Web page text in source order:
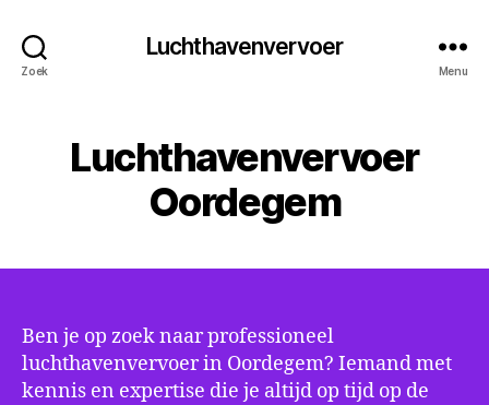
Zoek
Luchthavenvervoer
Menu
Luchthavenvervoer
Oordegem
Ben je op zoek naar professioneel
luchthavenvervoer in Oordegem? Iemand met
kennis en expertise die je altijd op tijd op de